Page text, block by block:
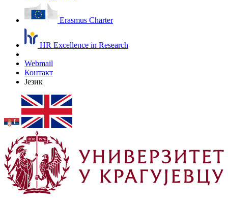
Erasmus Charter
HR Excellence in Research
Webmail
Контакт
Језик